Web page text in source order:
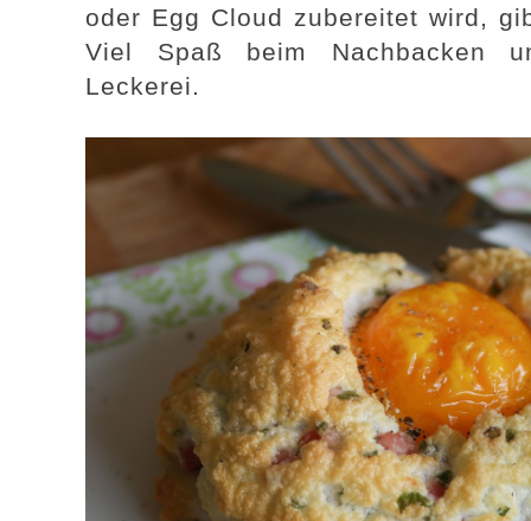
oder Egg Cloud zubereitet wird,
Viel Spaß beim Nachbacken
Leckerei.